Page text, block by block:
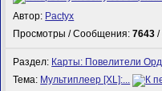
Автор: Pactyx
Просмотры / Сообщения:7643 /
Раздел: Карты: Повелители
Тема: Мультиплеер [XL]:...